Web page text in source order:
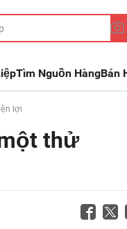
Tìm Nguồn HàngBán
lợi
thử